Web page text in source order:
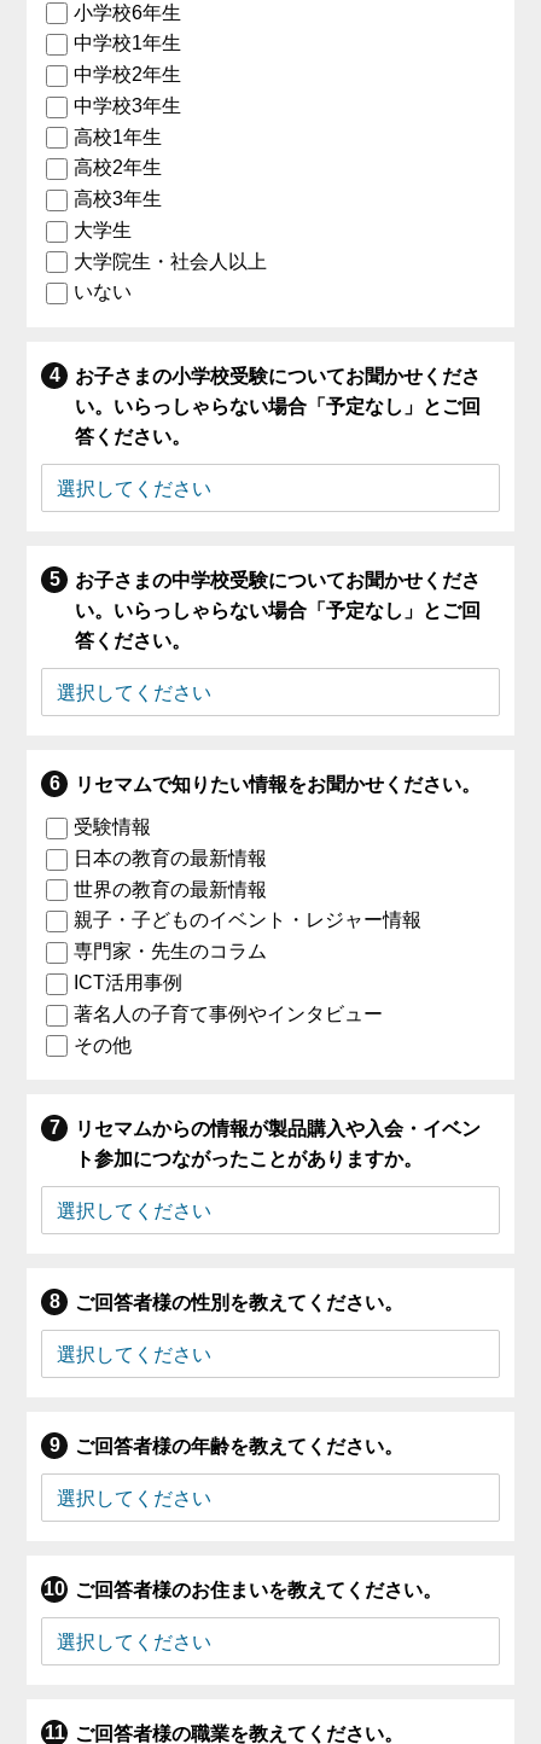
小学校6年生
中学校1年生
中学校2年生
中学校3年生
高校1年生
高校2年生
高校3年生
大学生
大学院生・社会人以上
いない
お子さまの小学校受験についてお聞かせくださ
い。いらっしゃらない場合「予定なし」とご回
答ください。
お子さまの中学校受験についてお聞かせくださ
い。いらっしゃらない場合「予定なし」とご回
答ください。
リセマムで知りたい情報をお聞かせください。
受験情報
日本の教育の最新情報
世界の教育の最新情報
親子・子どものイベント・レジャー情報
専門家・先生のコラム
ICT活用事例
著名人の子育て事例やインタビュー
その他
リセマムからの情報が製品購入や入会・イベン
ト参加につながったことがありますか。
ご回答者様の性別を教えてください。
ご回答者様の年齢を教えてください。
ご回答者様のお住まいを教えてください。
ご回答者様の職業を教えてください。